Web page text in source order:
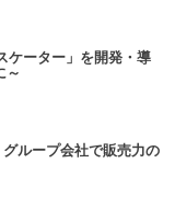
ケーター」を開発・導
～
ループ会社で販売力の